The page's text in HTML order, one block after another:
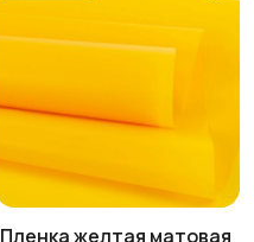
Пленка желтая матовая